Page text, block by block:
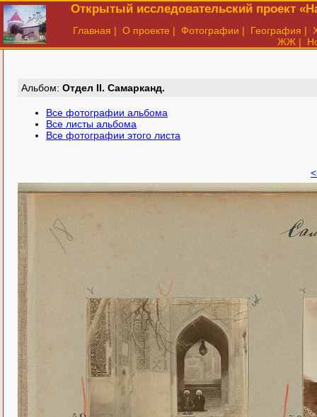
Открытый исследовательский проект
Главная | О проекте | Фотографии | География |
ЖЖ |
Aльбом: Отдел II. Самарканд.
Все фотографии альбома
Все листы альбома
Все фотографии этого листа